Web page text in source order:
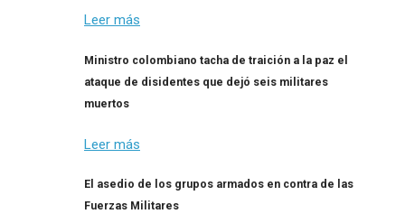
Leer más
Ministro colombiano tacha de traición a la paz el
ataque de disidentes que dejó seis militares
muertos
Leer más
El asedio de los grupos armados en contra de las
Fuerzas Militares